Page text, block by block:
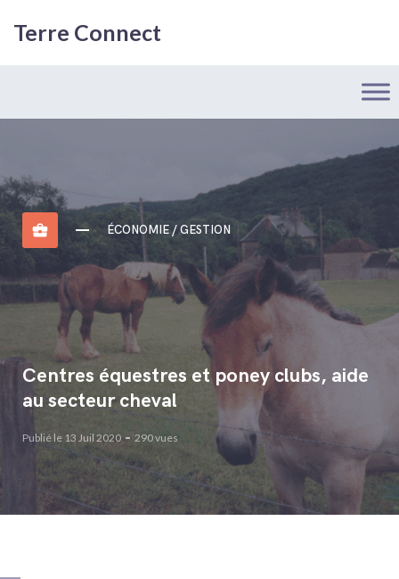
Terre Connect
business_center ÉCONOMIE / GESTION
Centres équestres et poney clubs, aide
au secteur cheval
Publié le 13 Juil 2020 290 vues